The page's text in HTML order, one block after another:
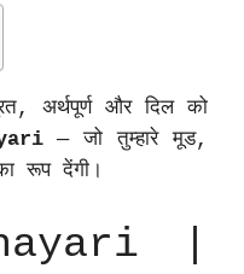
अर्थपूर्ण और दिल को
— जो तुम्हारे मूड,
रूप देंगी।
|